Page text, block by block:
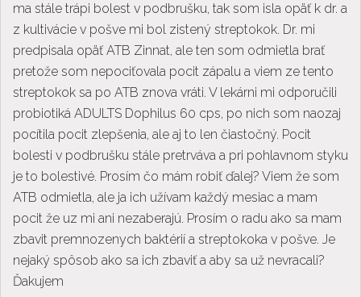
ma stále trápi bolest v podbrušku, tak som isla opäť k dr. a
z kultivácie v pošve mi bol zistený streptokok. Dr. mi
predpisala opäť ATB Zinnat, ale ten som odmietla brať
pretože som nepociťovala pocit zápalu a viem ze tento
streptokok sa po ATB znova vráti. V lekárni mi odporučili
probiotiká ADULTS Dophilus 60 cps, po nich som naozaj
pocítila pocit zlepšenia, ale aj to len čiastočný. Pocit
bolesti v podbrušku stále pretrváva a pri pohlavnom styku
je to bolestivé. Prosím čo mám robiť ďalej? Viem že som
ATB odmietla, ale ja ich užívam každý mesiac a mam
pocit že uz mi ani nezaberajú. Prosím o radu ako sa mam
zbavit premnozenych baktérií a streptokoka v pošve. Je
nejaký spôsob ako sa ich zbaviť a aby sa už nevracali?
Ďakujem